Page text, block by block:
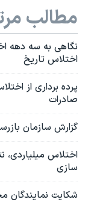
مطالب
نگاهی به سه دهه
اختلاس تاریخ
پرده برداری از
صادرات
گزارش سازمان
اختلاس
سازی
شکایت نمایندگان